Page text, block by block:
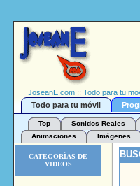
JoseanE.com :: Todo para tu
Todo para tu móvil
Top Sonidos Reales
Animaciones
Imágenes
CATEGORÍAS DE
VIDEOS